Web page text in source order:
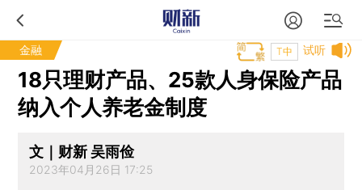
金融 试听
T中
18只理财产品、25款人身保险产品
纳入个人养老金制度
文｜财新 吴雨俭
2023年04月26日 17:25